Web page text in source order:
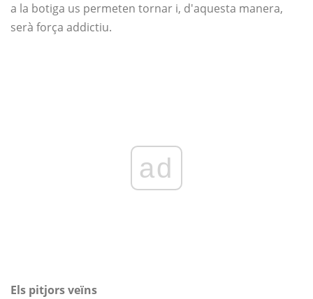
a la botiga us permeten tornar i, d'aquesta manera,
serà força addictiu.
ad
Els pitjors veïns